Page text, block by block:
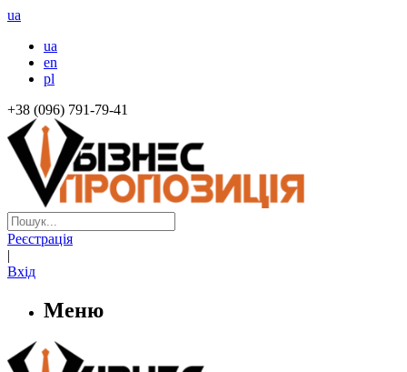
ua
ua
en
pl
+38 (096) 791-79-41
Реєстрація
|
Вхід
Меню